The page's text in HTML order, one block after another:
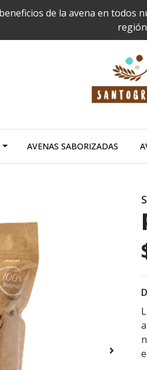
de la avena en
región
AVENAS SABORIZADAS